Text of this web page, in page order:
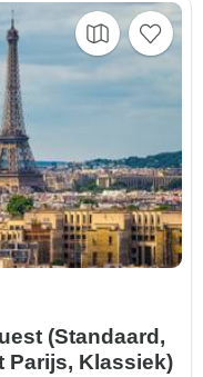
(Standaard,
Parijs, Klassiek)